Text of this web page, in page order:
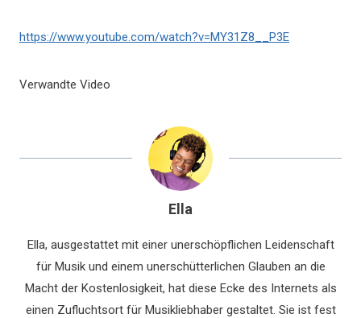
https://www.youtube.com/watch?v=MY31Z8__P3E
Verwandte Video
Ella
Ella, ausgestattet mit einer unerschöpflichen Leidenschaft
für Musik und einem unerschütterlichen Glauben an die
Macht der Kostenlosigkeit, hat diese Ecke des Internets als
einen Zufluchtsort für Musikliebhaber gestaltet. Sie ist fest